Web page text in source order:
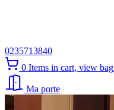
0235713840
0 Items in cart, view bag
Ma porte